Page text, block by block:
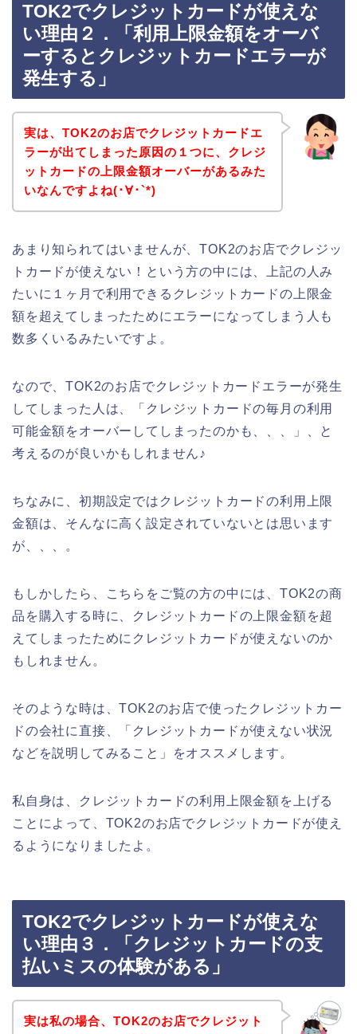
TOK2でクレジットカードが使えな
い理由２．「利用上限金額をオーバ
ーするとクレジットカードエラーが
発生する」
実は、TOK2のお店でクレジットカードエ
ラーが出てしまった原因の１つに、クレジ
ットカードの上限金額オーバーがあるみた
いなんですよね(･∀･`*)
あまり知られてはいませんが、TOK2のお店でクレジッ
トカードが使えない！という方の中には、上記の人み
たいに１ヶ月で利用できるクレジットカードの上限金
額を超えてしまったためにエラーになってしまう人も
数多くいるみたいですよ。
なので、TOK2のお店でクレジットカードエラーが発生
してしまった人は、「クレジットカードの毎月の利用
可能金額をオーバーしてしまったのかも、、、」、と
考えるのが良いかもしれません♪
ちなみに、初期設定ではクレジットカードの利用上限
金額は、そんなに高く設定されていないとは思います
が、、、。
もしかしたら、こちらをご覧の方の中には、TOK2の商
品を購入する時に、クレジットカードの上限金額を超
えてしまったためにクレジットカードが使えないのか
もしれません。
そのような時は、TOK2のお店で使ったクレジットカー
ドの会社に直接、「クレジットカードが使えない状況
などを説明してみること」をオススメします。
私自身は、クレジットカードの利用上限金額を上げる
ことによって、TOK2のお店でクレジットカードが使え
るようになりましたよ。
TOK2でクレジットカードが使えな
い理由３．「クレジットカードの支
払いミスの体験がある」
実は私の場合、TOK2のお店でクレジット